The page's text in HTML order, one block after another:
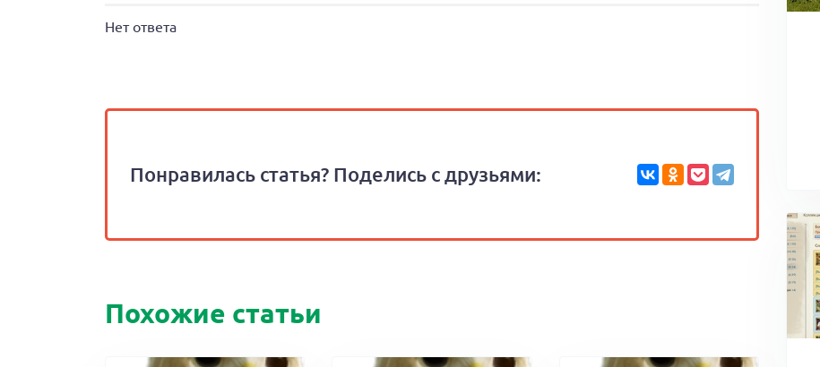
Нет ответа
Понравилась статья? Поделись с друзьями:
Похожие статьи